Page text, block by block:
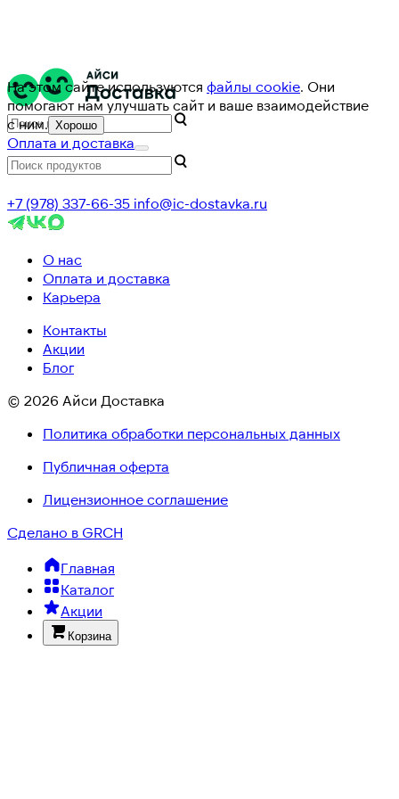
На этом сайте используются файлы cookie. Они
помогают нам улучшать сайт и ваше взаимодействие
с ним. Хорошо
Оплата и доставка
+7 (978) 337-66-35 info@ic-dostavka.ru
О нас
Оплата и доставка
Карьера
Контакты
Акции
Блог
© 2026 Айси Доставка
Политика обработки персональных данных
Публичная оферта
Лицензионное соглашение
Сделано в GRCH
Главная
Каталог
Акции
Корзина